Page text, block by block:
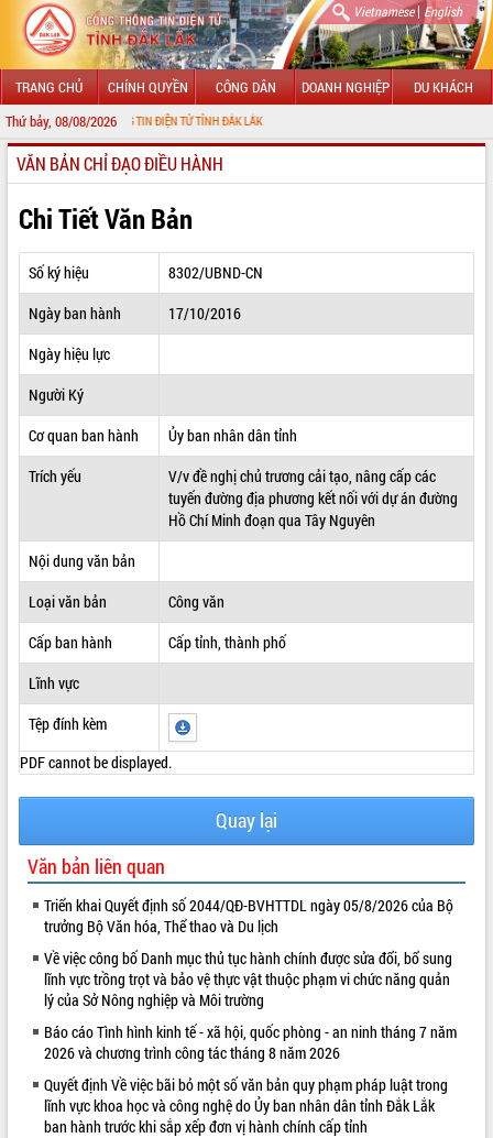
Vietnamese| English
TRANG CHỦ CHÍNH QUYỀN CÔNG DÂN DOANH NGHIỆP DU KHÁCH
Thứ bảy, 08/08/2026
THÔNG TIN ĐIỆN TỬ TỈNH ĐẮK LẮK
GIỚI THIỆU
LÃNH ĐẠO UBND TỈNH
TIN TỨC SỰ KIỆN
SỞ, BAN, NGÀNH
THÔNG TIN CHỈ ĐẠO ĐIỀU HÀNH
HỆ THỐNG VĂN BẢN
VĂN BẢN HĐND TỈNH
QUY HOẠCH - KẾ HOẠCH
VIDEO
Không có file video nào để phát.
ALBUM ẢNH
VĂN BẢN CHỈ ĐẠO ĐIỀU HÀNH
Chi Tiết Văn Bản
Số ký hiệu
8302/UBND-CN
Ngày ban hành
17/10/2016
Ngày hiệu lực
Người Ký
Cơ quan ban hành
Ủy ban nhân dân tỉnh
Trích yếu
V/v đề nghị chủ trương cải tạo, nâng cấp các
tuyến đường địa phương kết nối với dự án đường
Hồ Chí Minh đoạn qua Tây Nguyên
Nội dung văn bản
Loại văn bản
Công văn
Cấp ban hành
Cấp tỉnh, thành phố
Lĩnh vực
Tệp đính kèm
PDF cannot be displayed.
Quay lại
Văn bản liên quan
Triển khai Quyết định số 2044/QĐ-BVHTTDL ngày 05/8/2026 của Bộ
trưởng Bộ Văn hóa, Thể thao và Du lịch
Về việc công bố Danh mục thủ tục hành chính được sửa đổi, bổ sung
lĩnh vực trồng trọt và bảo vệ thực vật thuộc phạm vi chức năng quản
lý của Sở Nông nghiệp và Môi trường
Báo cáo Tình hình kinh tế - xã hội, quốc phòng - an ninh tháng 7 năm
2026 và chương trình công tác tháng 8 năm 2026
Quyết định Về việc bãi bỏ một số văn bản quy phạm pháp luật trong
lĩnh vực khoa học và công nghệ do Ủy ban nhân dân tỉnh Đắk Lắk
ban hành trước khi sắp xếp đơn vị hành chính cấp tỉnh